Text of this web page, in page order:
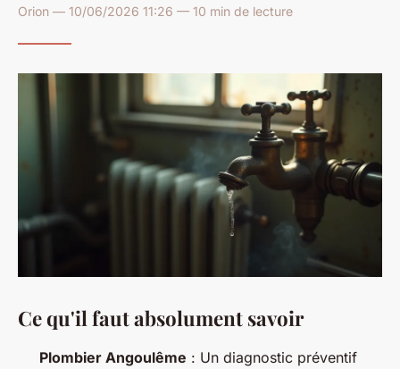
Orion — 10/06/2026 11:26 — 10 min de lecture
Ce qu'il faut absolument savoir
Plombier Angoulême : Un diagnostic préventif